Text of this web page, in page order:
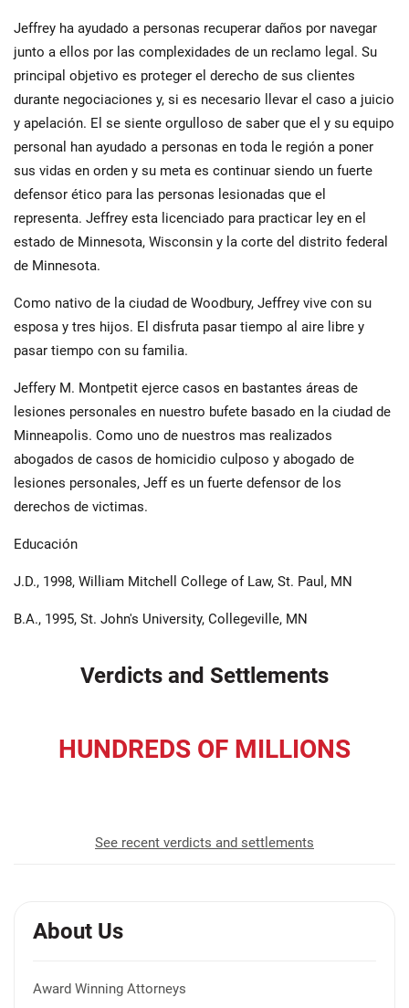
Jeffrey ha ayudado a personas recuperar daños por navegar
junto a ellos por las complexidades de un reclamo legal. Su
principal objetivo es proteger el derecho de sus clientes
durante negociaciones y, si es necesario llevar el caso a juicio
y apelación. El se siente orgulloso de saber que el y su equipo
personal han ayudado a personas en toda le región a poner
sus vidas en orden y su meta es continuar siendo un fuerte
defensor ético para las personas lesionadas que el
representa. Jeffrey esta licenciado para practicar ley en el
estado de Minnesota, Wisconsin y la corte del distrito federal
de Minnesota.
Como nativo de la ciudad de Woodbury, Jeffrey vive con su
esposa y tres hijos. El disfruta pasar tiempo al aire libre y
pasar tiempo con su familia.
Jeffery M. Montpetit ejerce casos en bastantes áreas de
lesiones personales en nuestro bufete basado en la ciudad de
Minneapolis. Como uno de nuestros mas realizados
abogados de casos de homicidio culposo y abogado de
lesiones personales, Jeff es un fuerte defensor de los
derechos de victimas.
Educación
J.D., 1998, William Mitchell College of Law, St. Paul, MN
B.A., 1995, St. John's University, Collegeville, MN
Verdicts and Settlements
HUNDREDS OF MILLIONS
See recent verdicts and settlements
About Us
Award Winning Attorneys